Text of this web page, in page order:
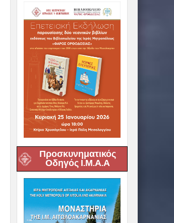
Προσκυνηματικός
Οδηγός Ι.Μ.Α.Α